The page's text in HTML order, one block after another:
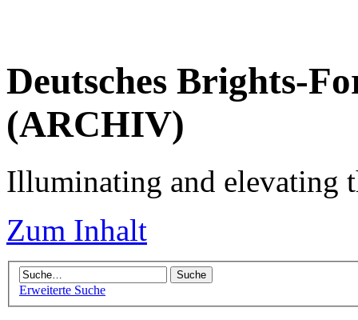
Deutsches Brights-
(ARCHIV)
Illuminating and elevating
Zum Inhalt
Erweiterte Suche